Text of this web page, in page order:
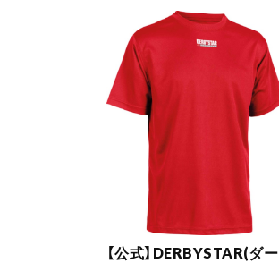
【公式】DERBYSTAR(ダー